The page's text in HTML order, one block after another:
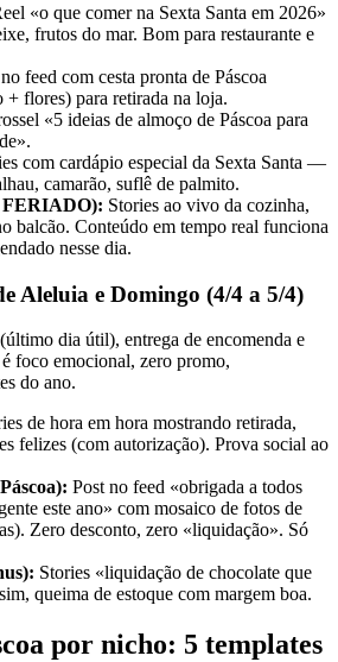
«o que comer na Sexta Santa em 2026»
frutos do mar. Bom para restaurante e
feed com cesta pronta de Páscoa
flores) para retirada na loja.
«5 ideias de almoço de Páscoa para
com cardápio especial da Sexta Santa —
camarão, suflê de palmito.
FERIADO): Stories ao vivo da cozinha,
balcão. Conteúdo em tempo real funciona
nesse dia.
Aleluia e Domingo (4/4 a 5/4)
dia útil), entrega de encomenda e
foco emocional, zero promo,
do ano.
de hora em hora mostrando retirada,
felizes (com autorização). Prova social ao
Post no feed «obrigada a todos
este ano» com mosaico de fotos de
Zero desconto, zero «liquidação». Só
Stories «liquidação de chocolate que
queima de estoque com margem boa.
por nicho: 5 templates